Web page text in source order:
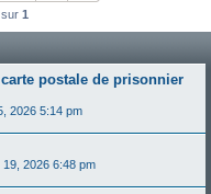
sur 1
postale de prisonnier
2026 5:14 pm
19, 2026 6:48 pm